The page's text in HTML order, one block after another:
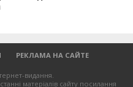
РЕКЛАМА НА САЙТЕ
видання.
матеріалів сайту посилання